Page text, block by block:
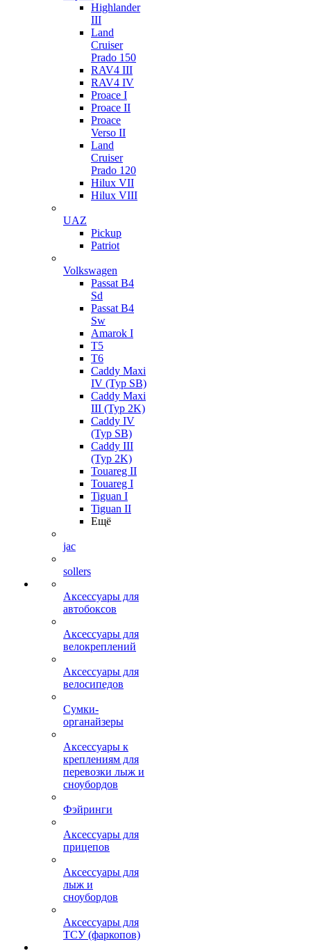
Highlander
III
Land
Cruiser
Prado 150
RAV4 III
RAV4 IV
Proace I
Proace II
Proace
Verso II
Land
Cruiser
Prado 120
Hilux VII
Hilux VIII
UAZ
Pickup
Patriot
Volkswagen
Passat B4
Sd
Passat B4
Sw
Amarok I
T5
T6
Caddy Maxi
IV (Typ SB)
Caddy Maxi
III (Typ 2K)
Caddy IV
(Typ SB)
Caddy III
(Typ 2K)
Touareg II
Touareg I
Tiguan I
Tiguan II
Ещё
jac
sollers
Аксессуары для
автобоксов
Аксессуары для
велокреплений
Аксессуары для
велосипедов
Сумки-
органайзеры
Аксессуары к
креплениям для
перевозки лыж и
сноубордов
Фэйринги
Аксессуары для
прицепов
Аксессуары для
лыж и
сноубордов
Аксессуары для
ТСУ (фаркопов)